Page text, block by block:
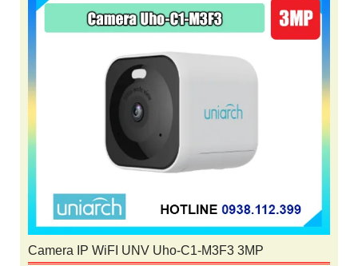
Camera IP WiFI UNV Uho-C1-M3F3 3MP